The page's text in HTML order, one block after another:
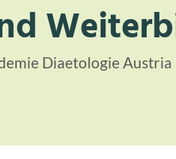
Diaetologie Austria